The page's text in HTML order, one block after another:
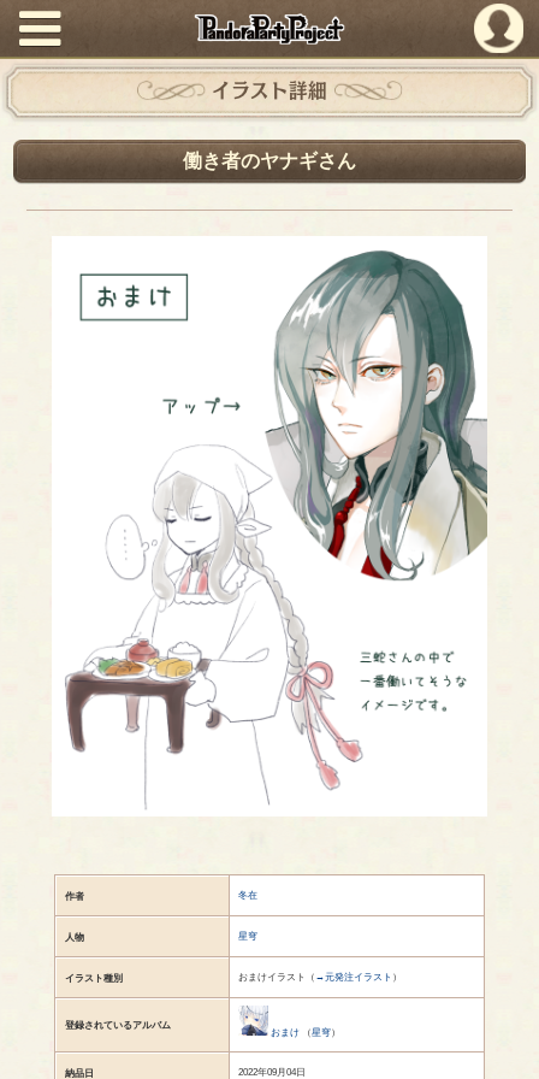
PandoraPartyProject
イラスト詳細
働き者のヤナギさん
作者 冬在
人物 星穹
イラスト種別 おまけイラスト（ →元発注イラスト ）
登録されているアルバム
おまけ（星穹）
納品日 2022年09月04日